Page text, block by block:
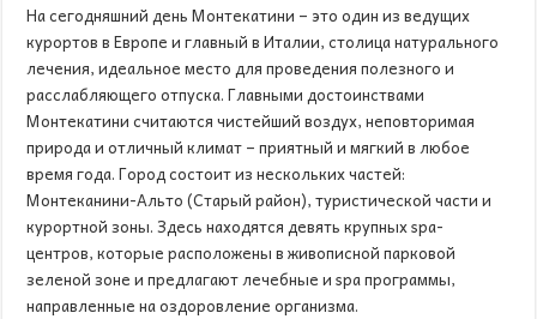
На сегодняшний день Монтекатини – это один из ведущих
курортов в Европе и главный в Италии, столица натурального
лечения, идеальное место для проведения полезного и
расслабляющего отпуска. Главными достоинствами
Монтекатини считаются чистейший воздух, неповторимая
природа и отличный климат – приятный и мягкий в любое
время года. Город состоит из нескольких частей:
Монтеканини-Альто (Старый район), туристической части и
курортной зоны. Здесь находятся девять крупных spa-
центров, которые расположены в живописной парковой
зеленой зоне и предлагают лечебные и spa программы,
направленные на оздоровление организма.